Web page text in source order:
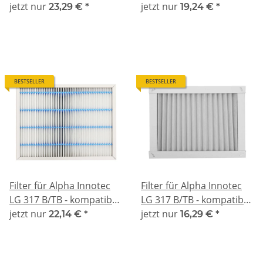
kompatibel F7
jetzt nur 23,29 € * kompatibel G4
jetzt nur 19,24 € *
BESTSELLER
Filter für Alpha Innotec
LG 317 B/TB - kompatibel
F7
jetzt nur 22,14 € *
BESTSELLER
Filter für Alpha Innotec
LG 317 B/TB - kompatibel
G4
jetzt nur 16,29 € *